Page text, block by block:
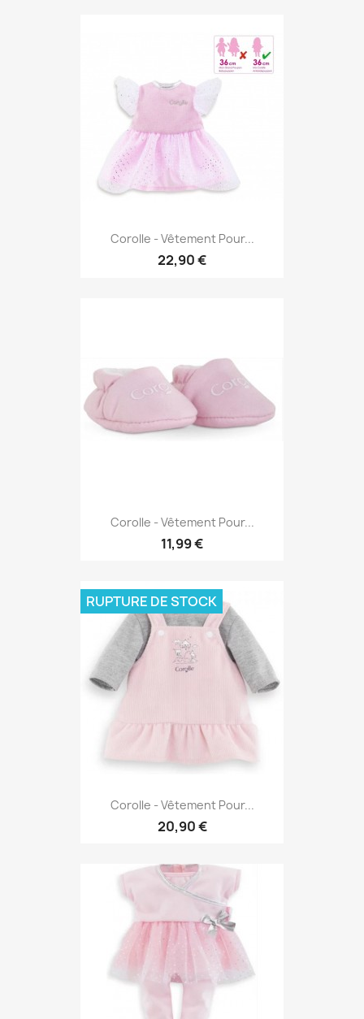
Corolle - Vêtement Pour...
22,90 €
Corolle - Vêtement Pour...
11,99 €
Corolle - Vêtement Pour...
20,90 €
RUPTURE DE STOCK